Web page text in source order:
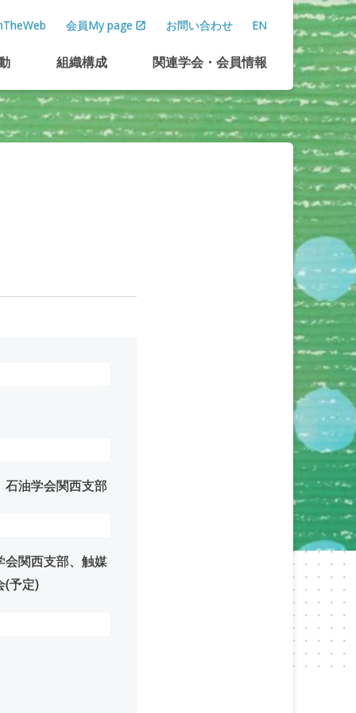
会員My page お問い合わせ EN
組織構成 関連学会 ・会員情報
石油学会関西支部
会関西支部、触媒
(予定)